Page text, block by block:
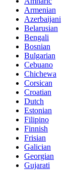
Armenian
Azerbaijani
Belarusian
Bengali
Bosnian
Bulgarian
Cebuano
Chichewa
Corsican
Croatian
Dutch
Estonian
Filipino
Finnish
Frisian
Galician
Georgian
Gujarati